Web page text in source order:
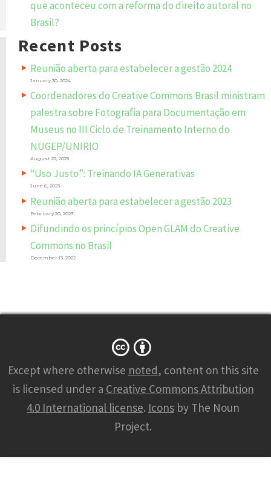
que aconteceu com a reforma do direito autoral no
Brasil?
Recent Posts
Reunião aberta para estabelecer a gestão 2024
January 30, 2024
Coordenadores do Creative Commons Brasil ministram
palestra sobre Fotografia para Documentação em
Museus no III Ciclo de Treinamento Interno do
NUGEP/UNIRIO
August 22, 2023
“Uso Justo”: Treinando IA Generativas
June 6, 2023
Reunião aberta para estabelecer a gestão 2023
February 20, 2023
Difundindo os princípios Open GLAM do Creative
Commons no Brasil
December 13, 2022
Except where otherwise noted, content on this site
is licensed under a Creative Commons Attribution
4.0 International license. Icons by The Noun
Project.